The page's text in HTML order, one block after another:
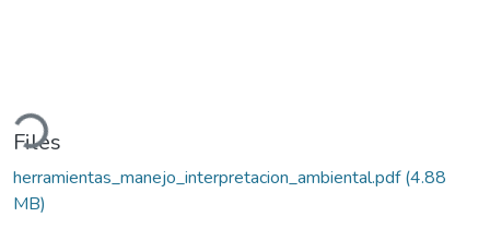
Loading...
Files
herramientas_manejo_interpretacion_ambiental.pdf(4.88
MB)